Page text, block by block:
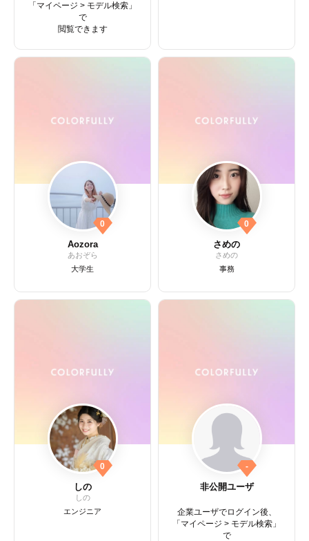
「マイページ > モデル検索」
で
閲覧できます
0
Aozora
あおぞら
大学生
0
さめの
さめの
事務
0
しの
しの
エンジニア
-
非公開ユーザ
企業ユーザでログイン後、
「マイページ > モデル検索」
で